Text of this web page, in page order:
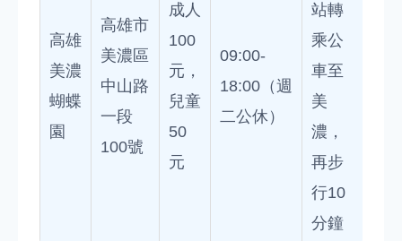
高雄
美濃
蝴蝶
園
高雄市
美濃區
中山路
一段
100號
成人
100
元，
兒童
50
元
09:00-
18:00（週
二公休）
站轉
乘公
車至
美
濃，
再步
行10
分鐘